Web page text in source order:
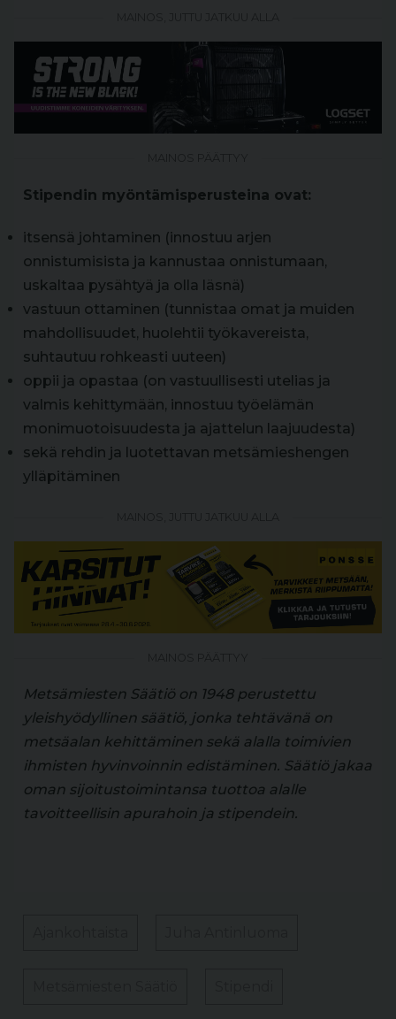
Stipendin myöntämisperusteina ovat:
itsensä johtaminen (innostuu arjen
onnistumisista ja kannustaa onnistumaan,
uskaltaa pysähtyä ja olla läsnä)
vastuun ottaminen (tunnistaa omat ja muiden
mahdollisuudet, huolehtii työkavereista,
suhtautuu rohkeasti uuteen)
oppii ja opastaa (on vastuullisesti utelias ja
valmis kehittymään, innostuu työelämän
monimuotoisuudesta ja ajattelun laajuudesta)
sekä rehdin ja luotettavan metsämieshengen
ylläpitäminen
Metsämiesten Säätiö on 1948 perustettu
yleishyödyllinen säätiö, jonka tehtävänä on
metsäalan kehittäminen sekä alalla toimivien
ihmisten hyvinvoinnin edistäminen. Säätiö jakaa
oman sijoitustoimintansa tuottoa alalle
tavoitteellisin apurahoin ja stipendein.